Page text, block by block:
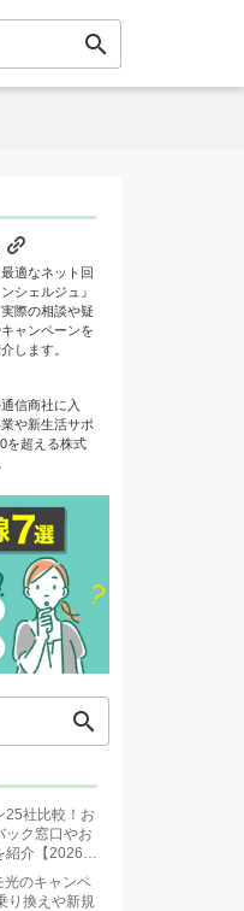
search
適なネット回
シェルジュ』
際の相談や疑
ャンペーンを
します。
信商社に入
や新生活サポ
を超える株式
search
25社比較！お
ック窓口やお
紹介【2026年
光のキャンペ
り換えや新規